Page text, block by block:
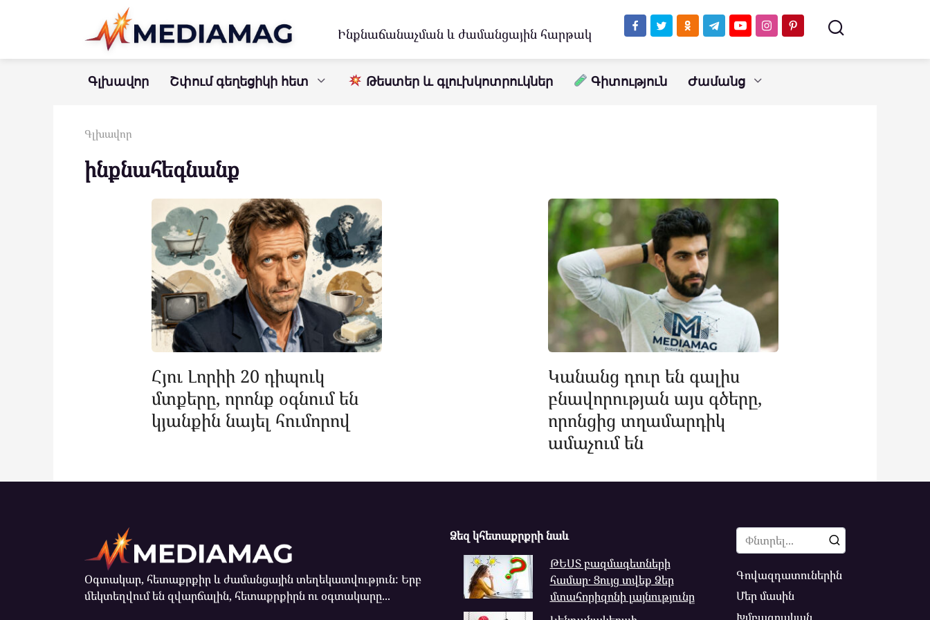
Ինքնաճանաչման և ժամանցային հարթակ
Գլխավոր Շփում գեղեցիկի հետ Թեստեր և գլուխկոտրուկներ Գիտություն Ժամանց
Գլխավոր
ինքնահեգնանք
Հյու Լորիի 20 դիպուկ
մտքերը, որոնք օգնում են
կյանքին նայել հումորով
Կանանց դուր են գալիս
բնավորության այս գծերը,
որոնցից տղամարդիկ
ամաչում են
Օգտակար, հետաքրքիր և ժամանցային տեղեկատվություն: Երբ
մեկտեղվում են զվարճալին, հետաքրքիրն ու օգտակարը...
Ձեզ կհետաքրքրի նաև
ԹԵՍՏ բազմագետների
համար․ Ցույց տվեք Ձեր
մտահորիզոնի լայնությունը
Search
for:
Գովազդատուներին
Մեր մասին